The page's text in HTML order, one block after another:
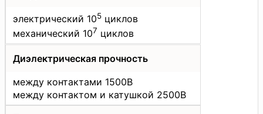
электрический 105 циклов
механический 107 циклов
Диэлектрическая прочность
между контактами 1500В
между контактом и катушкой 2500В